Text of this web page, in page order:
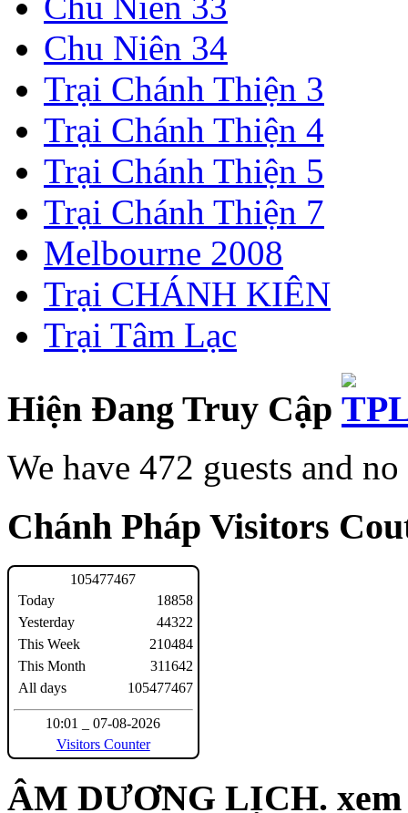
Chu Niên 34
Trại Chánh Thiện 3
Trại Chánh Thiện 4
Trại Chánh Thiện 5
Trại Chánh Thiện 7
Melbourne 2008
Trại CHÁNH KIÊN
Trại Tâm Lạc
Hiện Đang Truy Cập
We have 472 guests and
Chánh Pháp Visitors
105477467
Today
Yesterday
This Week
This Month
All days
18858
44322
210484
311642
105477467
10:01 _ 07-08-2026
Visitors Counter
ÂM DƯƠNG LỊCH. xem